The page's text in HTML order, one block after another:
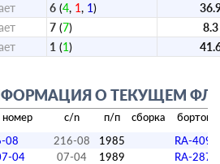
6 (4, 1, 1)
7 (7) 8.3
1 (1)
О ТЕКУЩЕМ
номер c/n п/п сборка
08 216-08 1985
RA-
04 07-04 1989
RA-